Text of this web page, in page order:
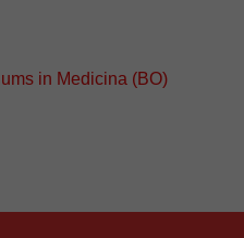
in Medicina (BO)